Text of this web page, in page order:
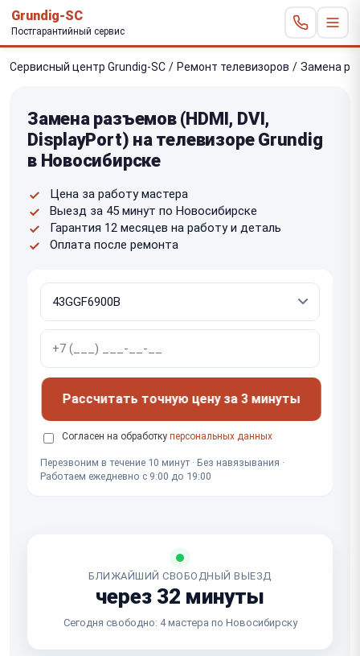
Grundig-SC
Постгарантийный сервис
Сервисный центр Grundig-SC / Ремонт телевизоров / Замена
Замена разъемов (HDMI, DVI,
DisplayPort) на телевизоре Grundig
в Новосибирске
Цена за работу мастера
Выезд за 45 минут по Новосибирске
Гарантия 12 месяцев на работу и деталь
Оплата после ремонта
Рассчитать точную цену за 3 минуты
Согласен на обработку персональных данных
Перезвоним в течение 10 минут · Без навязывания ·
Работаем ежедневно с 9:00 до 19:00
БЛИЖАЙШИЙ СВОБОДНЫЙ ВЫЕЗД
через 32 минуты
Сегодня свободно: 4 мастера по Новосибирску